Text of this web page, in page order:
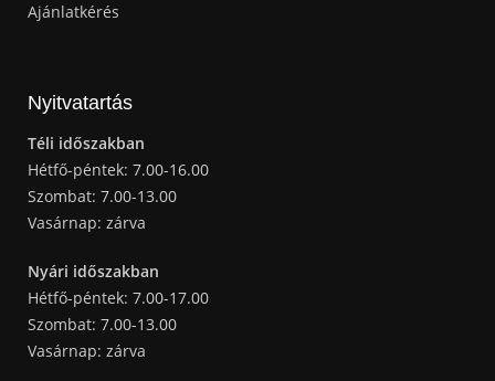
Ajánlatkérés
Nyitvatartás
Téli időszakban
Hétfő-péntek: 7.00-16.00
Szombat: 7.00-13.00
Vasárnap: zárva
Nyári időszakban
Hétfő-péntek: 7.00-17.00
Szombat: 7.00-13.00
Vasárnap: zárva